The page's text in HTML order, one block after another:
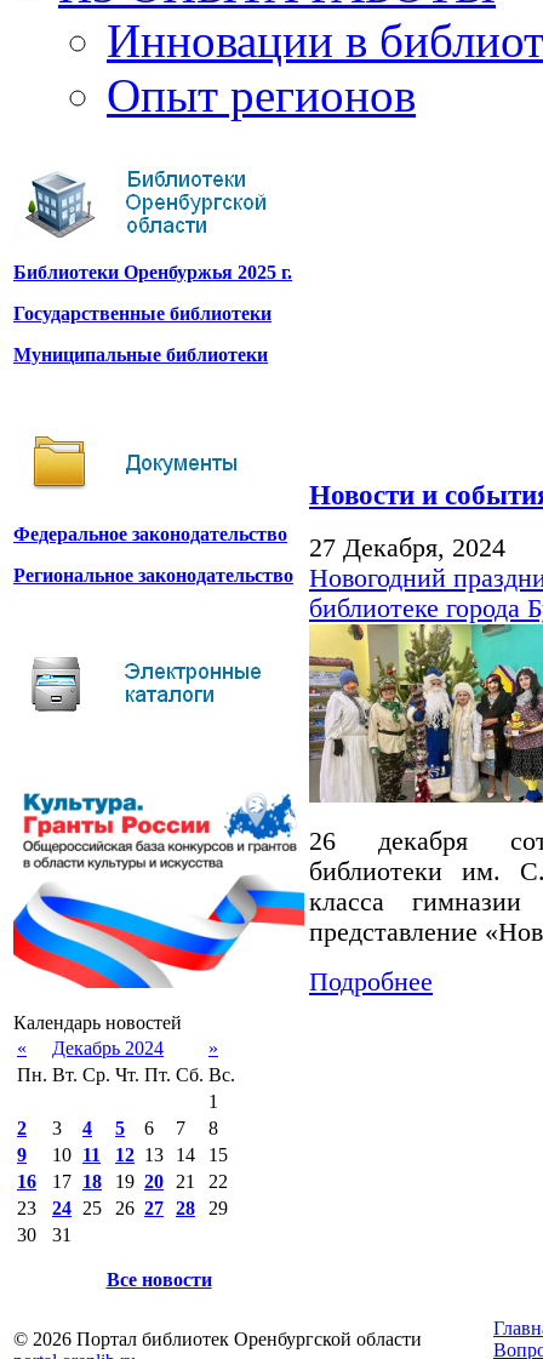
Инновации в
Опыт регионов
Библиотеки Оренбуржья 2025 г.
Государственные библиотеки
Муниципальные библиотеки
Федеральное законодательство
Региональное законодательство
Календарь новостей
«
Декабрь 2024
»
Пн. Вт. Ср. Чт. Пт. Сб. Вс.
1
2
3 4 5 6 7
8
9
10 11 12 13 14
15
16
17 18 19 20 21
22
23
24 25 26 27 28
29
30
31
Все новости
Новости и
27 Декабря, 2024
Новогодний
библиотеке города
26 декабря
библиотеки им.
класса
представление
Подробнее
© 2026 Портал библиотек Оренбургской области